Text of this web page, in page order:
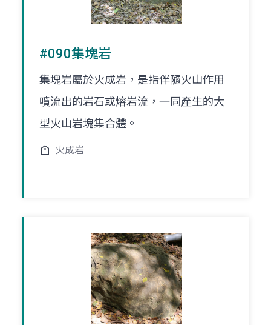
#090集塊岩
集塊岩屬於火成岩，是指伴隨火山作用
噴流出的岩石或熔岩流，一同產生的大
型火山岩塊集合體。
火成岩